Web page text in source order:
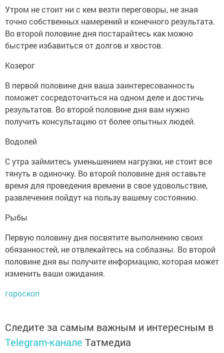
Утром не стоит ни с кем везти переговоры, не зная
точно собственных намерений и конечного результата.
Во второй половине дня постарайтесь как можно
быстрее избавиться от долгов и хвостов.
Козерог
В первой половине дня ваша заинтересованность
поможет сосредоточиться на одном деле и достичь
результатов. Во второй половине дня вам нужно
получить консультацию от более опытных людей.
Водолей
С утра займитесь уменьшением нагрузки, не стоит все
тянуть в одиночку. Во второй половине дня оставьте
время для проведения времени в свое удовольствие,
развлечения пойдут на пользу вашему состоянию.
Рыбы
Первую половину дня посвятите выполнению своих
обязанностей, не отвлекайтесь на соблазны. Во второй
половине дня вы получите информацию, которая может
изменить ваши ожидания.
гороскоп
Следите за самым важным и интересным в
Telegram-канале Татмедиа